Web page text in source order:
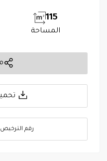
115
المساحة
رقم